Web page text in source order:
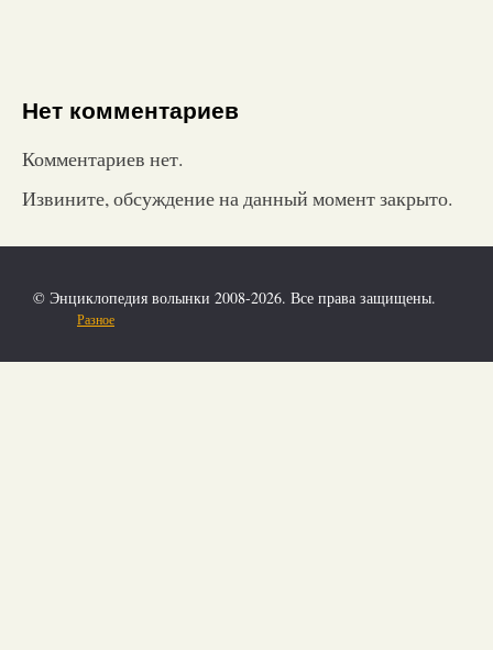
Нет комментариев
Комментариев нет.
Извините, обсуждение на данный момент закрыто.
© Энциклопедия волынки 2008-2026. Все права защищены.
Разное